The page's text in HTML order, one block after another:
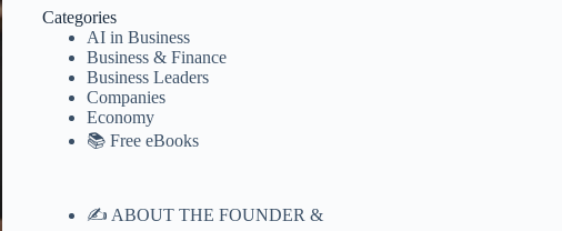
Categories
AI in Business
Business & Finance
Business Leaders
Companies
Economy
📚 Free eBooks
✍️ ABOUT THE FOUNDER &